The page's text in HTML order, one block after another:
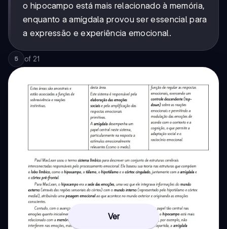
o hipocampo está mais relacionado à memória,
enquanto a amígdala provou ser essencial para
a expressão e experiência emocional.
5 of 21
Ver